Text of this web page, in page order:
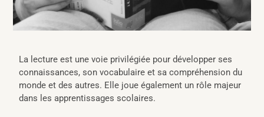
La lecture est une voie privilégiée pour développer ses
connaissances, son vocabulaire et sa compréhension du
monde et des autres. Elle joue également un rôle majeur
dans les apprentissages scolaires.